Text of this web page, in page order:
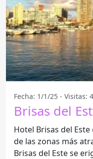
Fecha: 1/1/25 - Visitas:
Brisas del
Hotel Brisas del Este en
de las zonas más
Brisas del Este se